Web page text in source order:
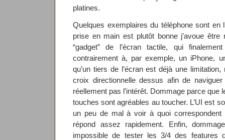
platines.
Quelques exemplaires du téléphone sont
prise en main est plutôt bonne j’avoue
“gadget” de l’écran tactile, qui
contrairement à, par exemple, un iPhone,
qu’un tiers de l’écran est déjà une
croix directionnelle dessus afin de
réellement pas l’intérêt. Dommage parce que
touches sont agréables au toucher. L’UI est
un peu de mal à voir à quoi
répond assez rapidement. Enfin,
impossible de tester les 3/4 des features